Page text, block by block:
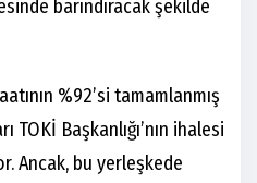
barındıracak şekilde
%92’si tamamlanmış
TOKİ Başkanlığı’nın ihalesi
Ancak, bu yerleşkede